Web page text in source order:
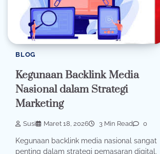
BLOG
Kegunaan Backlink Media
Nasional dalam Strategi
Marketing
Susi Maret 18, 2026 3 Min Read 0
Kegunaan backlink media nasional sangat
penting dalam strategi pemasaran digital.